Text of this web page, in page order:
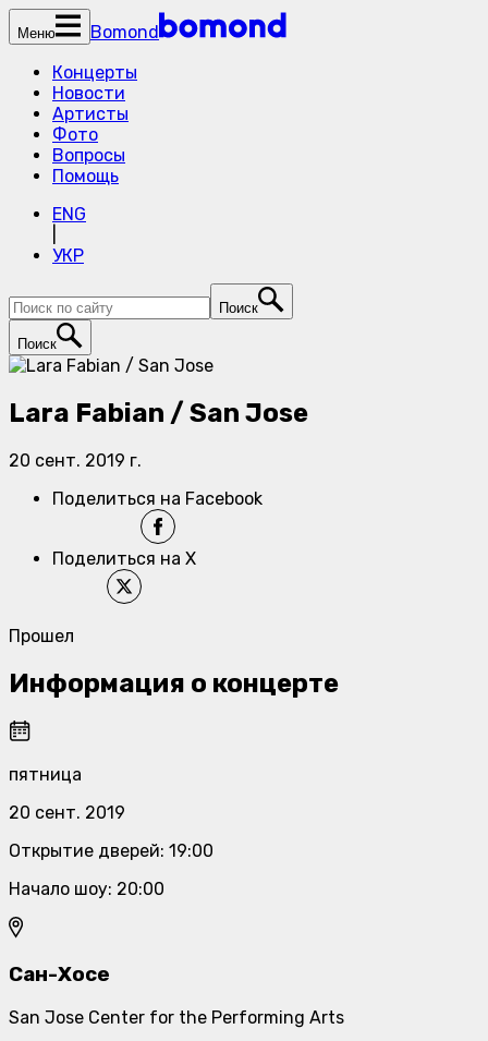
Меню
Bomond
Концерты
Новости
Артисты
Фото
Вопросы
Помощь
ENG
УКР
Поиск
Поиск
Lara Fabian / San Jose
20 сент. 2019 г.
Поделиться на Facebook
Поделиться на X
Прошел
Информация о концерте
пятница
20 сент. 2019
Открытие дверей: 19:00
Начало шоу: 20:00
Сан-Хосе
San Jose Center for the Performing Arts